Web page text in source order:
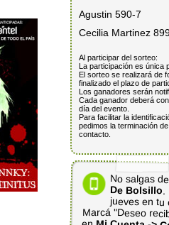
Agustin 590-7
Cecilia Martinez
Al participar del sorteo:
La participación es única
El sorteo se realizará de
finalizado el plazo de
Los ganadores serán
Cada ganador deberá
día del evento.
Para facilitar la
pedimos la terminación
contacto.
No salgas
De Bolsillo.
jueves en tu
Marcá "Deseo